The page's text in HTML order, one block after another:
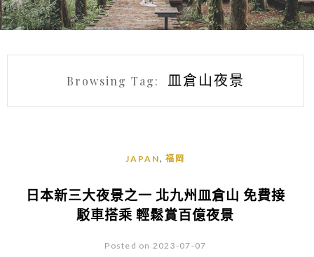
Browsing Tag: 皿倉山夜景
JAPAN,福岡
日本新三大夜景之一 北九州皿倉山 免費接
駁車搭乘 輕鬆賞百億夜景
Posted on 2023-07-07